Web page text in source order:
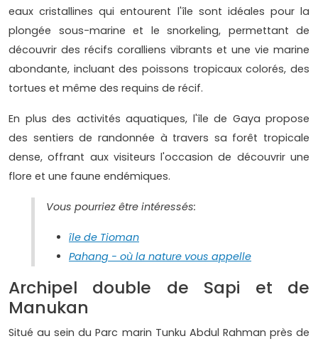
eaux cristallines qui entourent l'île sont idéales pour la
plongée sous-marine et le snorkeling, permettant de
découvrir des récifs coralliens vibrants et une vie marine
abondante, incluant des poissons tropicaux colorés, des
tortues et même des requins de récif.
En plus des activités aquatiques, l'île de Gaya propose
des sentiers de randonnée à travers sa forêt tropicale
dense, offrant aux visiteurs l'occasion de découvrir une
flore et une faune endémiques.
Vous pourriez être intéressés:
île de Tioman
Pahang - où la nature vous appelle
Archipel double de Sapi et de
Manukan
Situé au sein du Parc marin Tunku Abdul Rahman près de